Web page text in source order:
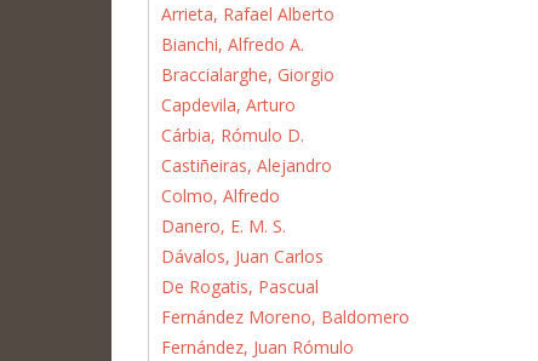
Arrieta, Rafael Alberto
Bianchi, Alfredo A.
Braccialarghe, Giorgio
Capdevila, Arturo
Cárbia, Rómulo D.
Castiñeiras, Alejandro
Colmo, Alfredo
Danero, E. M. S.
Dávalos, Juan Carlos
De Rogatis, Pascual
Fernández Moreno, Baldomero
Fernández, Juan Rómulo